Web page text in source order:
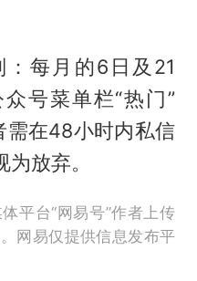
每月的6日及21
号菜单栏“热门”
在48小时内私信
放弃。
平台“网易号”作者上传
网易仅提供信息发布平